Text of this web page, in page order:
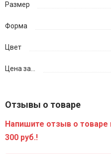
Размер
Форма
Цвет
Цена за...
Отзывы о товаре
Напишите отзыв о товаре
300 руб.!